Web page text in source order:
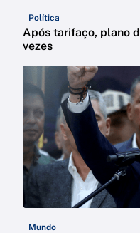
Política
Após tarifaço, plano
vezes
Mundo